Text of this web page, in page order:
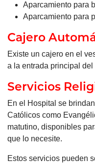
Aparcamiento para
Aparcamiento para
Cajero
Existe un cajero en el
a la entrada principal del
Servicios
En el Hospital se
Católicos como
matutino, disponibles
que lo necesite.
Estos servicios pueden